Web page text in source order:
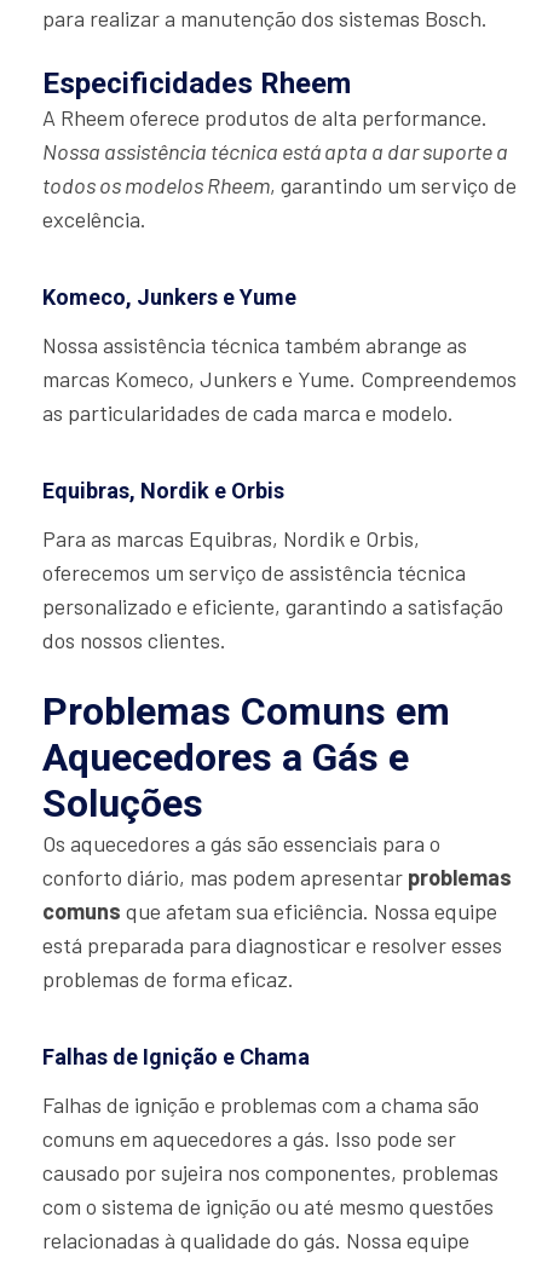
para realizar a manutenção dos sistemas Bosch.
Especificidades Rheem
A Rheem oferece produtos de alta performance.
Nossa assistência técnica está apta a dar suporte a
todos os modelos Rheem, garantindo um serviço de
excelência.
Komeco, Junkers e Yume
Nossa assistência técnica também abrange as
marcas Komeco, Junkers e Yume. Compreendemos
as particularidades de cada marca e modelo.
Equibras, Nordik e Orbis
Para as marcas Equibras, Nordik e Orbis,
oferecemos um serviço de assistência técnica
personalizado e eficiente, garantindo a satisfação
dos nossos clientes.
Problemas Comuns em
Aquecedores a Gás e
Soluções
Os aquecedores a gás são essenciais para o
conforto diário, mas podem apresentar problemas
comuns que afetam sua eficiência. Nossa equipe
está preparada para diagnosticar e resolver esses
problemas de forma eficaz.
Falhas de Ignição e Chama
Falhas de ignição e problemas com a chama são
comuns em aquecedores a gás. Isso pode ser
causado por sujeira nos componentes, problemas
com o sistema de ignição ou até mesmo questões
relacionadas à qualidade do gás. Nossa equipe